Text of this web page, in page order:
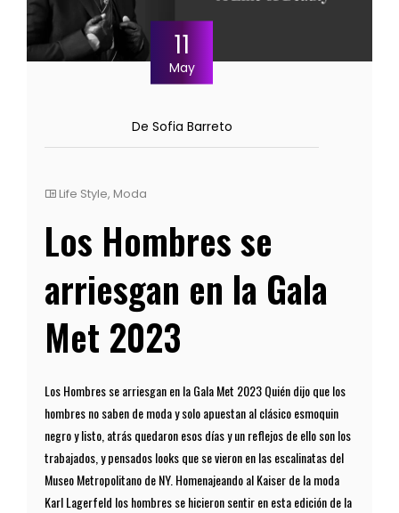
11
May
De Sofia Barreto
Life Style, Moda
Los Hombres se
arriesgan en la Gala
Met 2023
Los Hombres se arriesgan en la Gala Met 2023 Quién dijo que los
hombres no saben de moda y solo apuestan al clásico esmoquin
negro y listo, atrás quedaron esos días y un reflejos de ello son los
trabajados, y pensados looks que se vieron en las escalinatas del
Museo Metropolitano de NY. Homenajeando al Kaiser de la moda
Karl Lagerfeld los hombres se hicieron sentir en esta edición de la